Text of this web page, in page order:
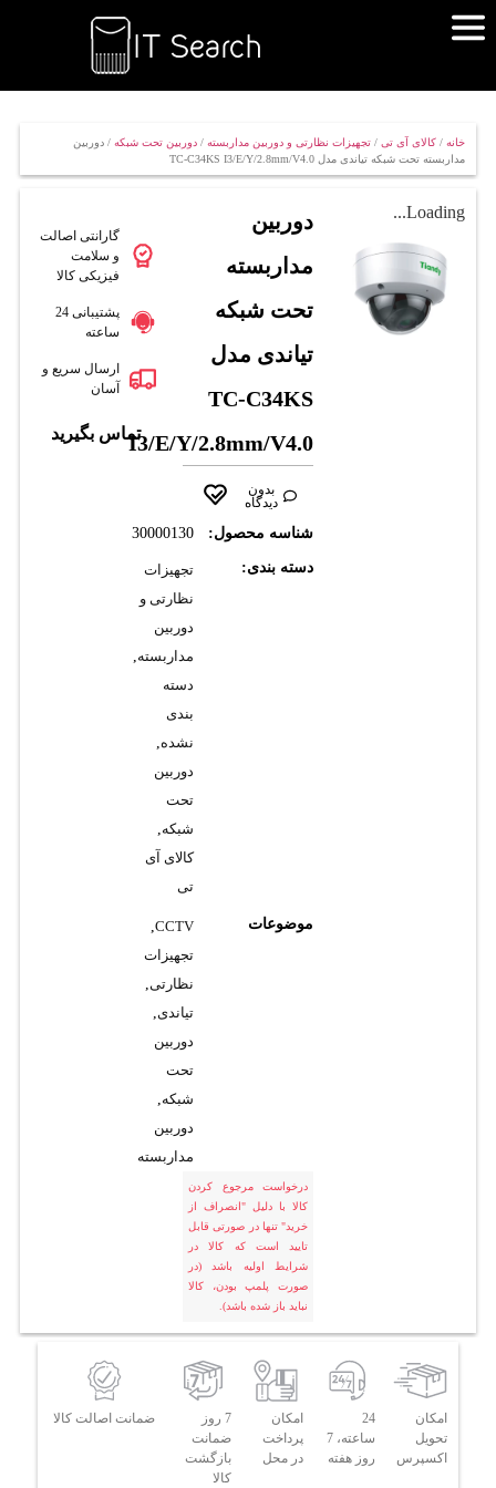
خانه/ کالای آی تی/ تجهیزات نظارتی و دوربین مداربسته/ دوربین تحت شبکه/ دوربین
مداربسته تحت شبکه تیاندی مدل TC-C34KS I3/E/Y/2.8mm/V4.0
Loading...
دوربین
مداربسته
تحت شبکه
تیاندی مدل
TC-C34KS
I3/E/Y/2.8mm/V4.0
بدون
دیدگاه
شناسه محصول: 30000130
دسته بندی:
تجهیزات
نظارتی و
دوربین
مداربسته,
دسته
بندی
نشده,
دوربین
تحت
شبکه,
کالای آی
تی
موضوعات CCTV
,
تجهیزات
نظارتی,
تیاندی,
دوربین
تحت
شبکه,
دوربین
مداربسته
درخواست مرجوع کردن
کالا با دلیل "انصراف از
خرید" تنها در صورتی قابل
تایید است که کالا در
شرایط اولیه باشد (در
صورت پلمپ بودن، کالا
نباید باز شده باشد).
گارانتی اصالت
و سلامت
فیزیکی کالا
پشتیبانی 24
ساعته
ارسال سریع و
آسان
تماس بگیرید
امکان
تحویل
اکسپرس
24
ساعته، 7
روز هفته
امکان
پرداخت
در محل
7 روز
ضمانت
بازگشت
کالا
ضمانت اصالت کالا